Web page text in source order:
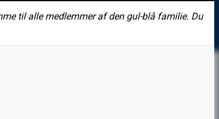
til alle medlemmer af den gul-blå familie. Du